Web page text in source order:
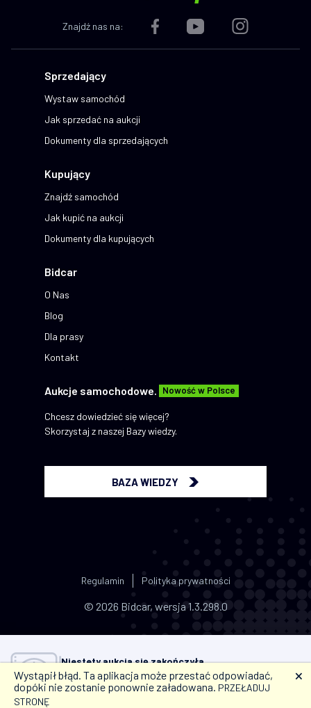
Niestety aukcja się zakończyła.
Jeśli w przyszłości nie chcesz przegapić okazji,dodaj
aukcje do ulubionych i ustaw przypomnienie.
Wystąpił błąd. Ta aplikacja może przestać odpowiadać,
dopóki nie zostanie ponownie załadowana. PRZEŁADUJ
STRONĘ
🗙
Znajdź nas na:
Sprzedający
Wystaw samochód
Jak sprzedać na aukcji
Dokumenty dla sprzedających
Kupujący
Znajdź samochód
Jak kupić na aukcji
Dokumenty dla kupujących
Bidcar
O Nas
Blog
Dla prasy
Kontakt
Aukcje samochodowe. Nowość w Polsce
Chcesz dowiedzieć się więcej?
Skorzystaj z naszej Bazy wiedzy.
BAZA WIEDZY
© 2026 Bidcar, wersja 1.3.298.0
Regulamin Polityka prywatności